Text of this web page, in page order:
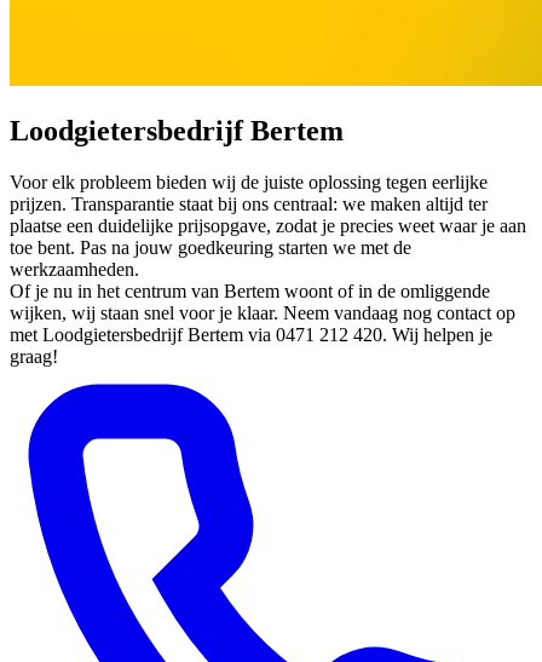
Loodgietersbedrijf Bertem
Voor elk probleem bieden wij de juiste oplossing tegen eerlijke
prijzen. Transparantie staat bij ons centraal: we maken altijd ter
plaatse een duidelijke prijsopgave, zodat je precies weet waar je aan
toe bent. Pas na jouw goedkeuring starten we met de
werkzaamheden.
Of je nu in het centrum van Bertem woont of in de omliggende
wijken, wij staan snel voor je klaar. Neem vandaag nog contact op
met Loodgietersbedrijf Bertem via 0471 212 420. Wij helpen je
graag!